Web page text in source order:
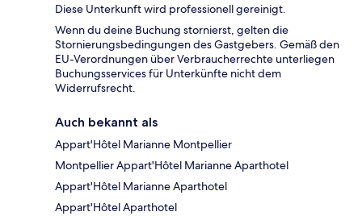
Diese Unterkunft wird professionell gereinigt.
Wenn du deine Buchung stornierst, gelten die
Stornierungsbedingungen des Gastgebers. Gemäß den
EU-Verordnungen über Verbraucherrechte unterliegen
Buchungsservices für Unterkünfte nicht dem
Widerrufsrecht.
Auch bekannt als
Appart'Hôtel Marianne Montpellier
Montpellier Appart'Hôtel Marianne Aparthotel
Appart'Hôtel Marianne Aparthotel
Appart'Hôtel Aparthotel